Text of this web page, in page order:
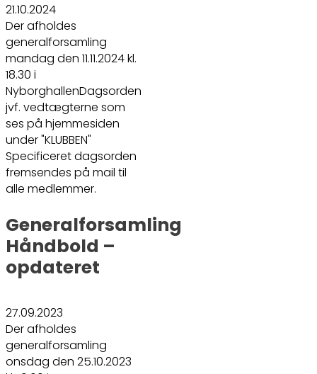
21.10.2024
Der afholdes
generalforsamling
mandag den 11.11.2024 kl.
18.30 i
NyborghallenDagsorden
jvf. vedtægterne som
ses på hjemmesiden
under "KLUBBEN"
Specificeret dagsorden
fremsendes på mail til
alle medlemmer.
Generalforsamling
Håndbold –
opdateret
27.09.2023
Der afholdes
generalforsamling
onsdag den 25.10.2023